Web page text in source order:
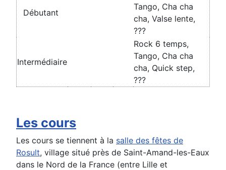
Débutant
Tango, Cha cha
cha, Valse lente,
???
Intermédiaire
Rock 6 temps,
Tango, Cha cha
cha, Quick step,
???
Les cours
Les cours se tiennent à la salle des fêtes de
Rosult, village situé près de Saint-Amand-les-Eaux
dans le Nord de la France (entre Lille et